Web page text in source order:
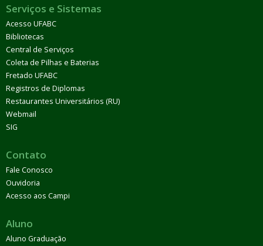
Serviços e Sistemas
Acesso UFABC
Bibliotecas
Central de Serviços
Coleta de Pilhas e Baterias
Fretado UFABC
Registros de Diplomas
Restaurantes Universitários (RU)
Webmail
SIG
Contato
Fale Conosco
Ouvidoria
Acesso aos Campi
Aluno
Aluno Graduação